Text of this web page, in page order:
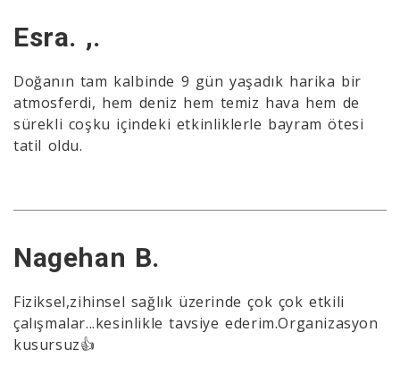
Esra. ,.
Doğanın tam kalbinde 9 gün yaşadık harika bir
atmosferdi, hem deniz hem temiz hava hem de
sürekli coşku içindeki etkinliklerle bayram ötesi
tatil oldu.
Nagehan B.
Fiziksel,zihinsel sağlık üzerinde çok çok etkili
çalışmalar...kesinlikle tavsiye ederim.Organizasyon
kusursuz👍